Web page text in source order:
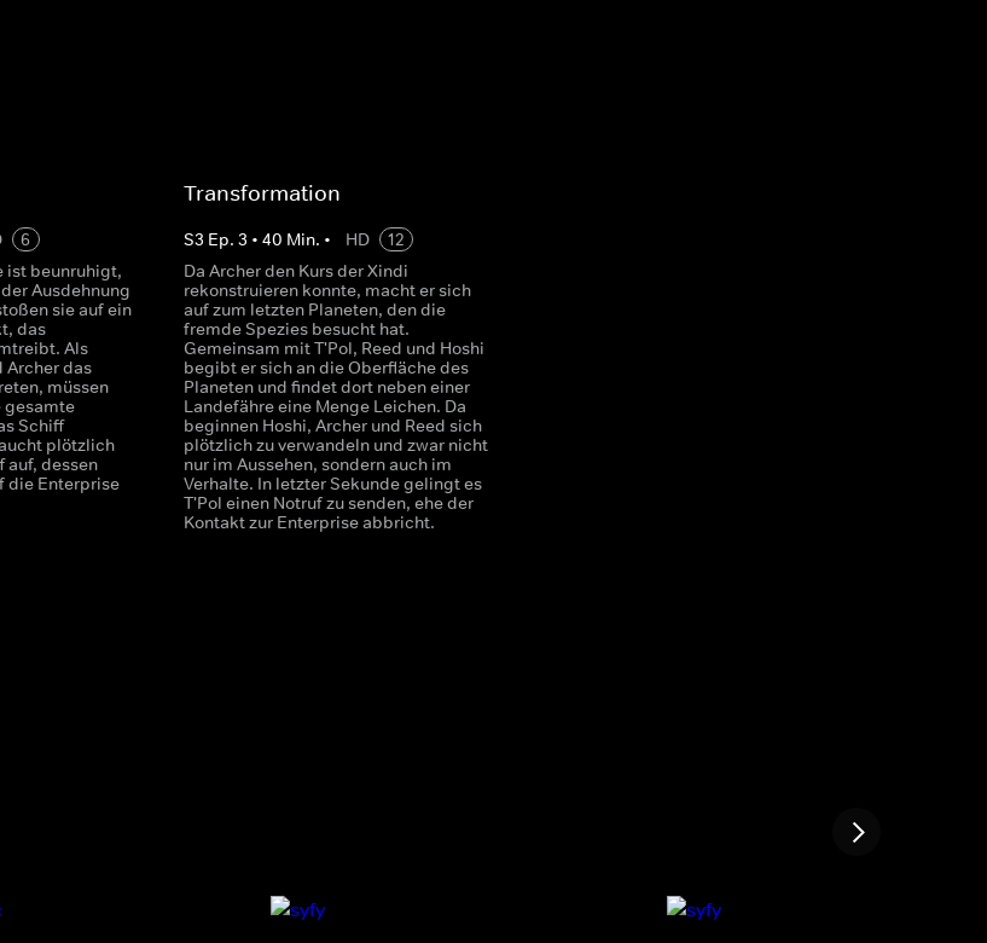
6
ist beunruhigt,
Ausdehnung
sie auf ein
das
Als
Archer das
müssen
gesamte
Schiff
plötzlich
auf, dessen
die Enterprise
Transformation
S3 Ep. 3 • 40 Min. • HD
12
Da Archer den Kurs der Xindi
rekonstruieren konnte, macht er sich
auf zum letzten Planeten, den die
fremde Spezies besucht hat.
Gemeinsam mit T'Pol, Reed und Hoshi
begibt er sich an die Oberfläche des
Planeten und findet dort neben einer
Landefähre eine Menge Leichen. Da
beginnen Hoshi, Archer und Reed sich
plötzlich zu verwandeln und zwar nicht
nur im Aussehen, sondern auch im
Verhalte. In letzter Sekunde gelingt es
T'Pol einen Notruf zu senden, ehe der
Kontakt zur Enterprise abbricht.